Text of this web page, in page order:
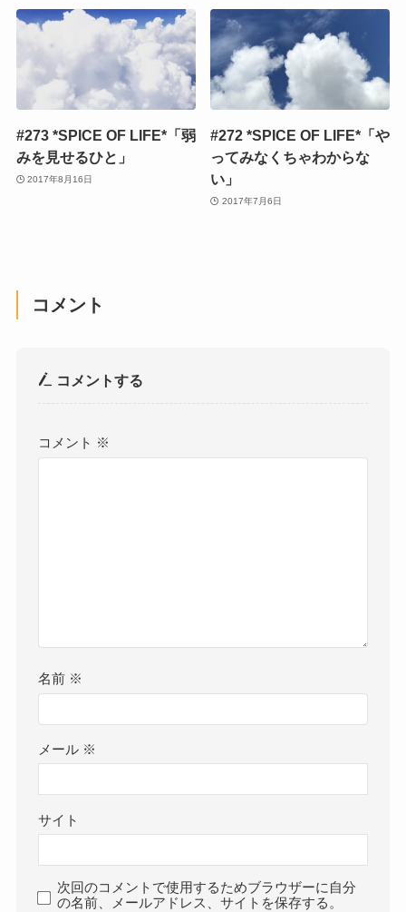
#273 *SPICE OF LIFE*「弱
みを見せるひと」
2017年8月16日
#272 *SPICE OF LIFE*「や
ってみなくちゃわからな
い」
2017年7月6日
コメント
コメントする
コメント ※
名前 ※
メール ※
サイト
次回のコメントで使用するためブラウザーに自分
の名前、メールアドレス、サイトを保存する。